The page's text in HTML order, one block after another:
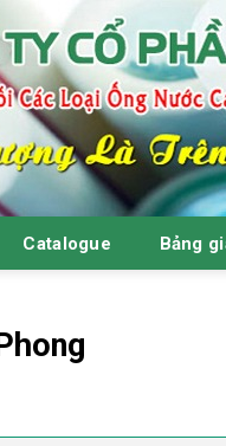
Catalogue Bảng